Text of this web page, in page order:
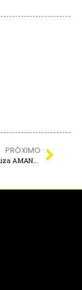
PRÓXIMO
Ilha Solteira realiza AMANHÃ, oficina gratuita de “Construção de Portfólio e Currículo Artístico”